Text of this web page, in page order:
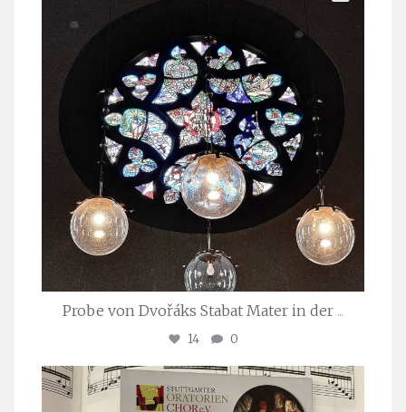
Probe von Dvořáks Stabat Mater in der ...
14 0
stuttgarter_oratorienchor
Nov. 29